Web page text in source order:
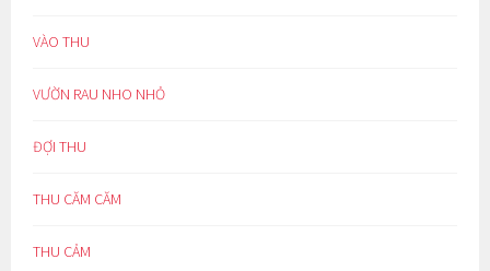
VÀO THU
VƯỜN RAU NHO NHỎ
ĐỢI THU
THU CĂM CĂM
THU CẢM